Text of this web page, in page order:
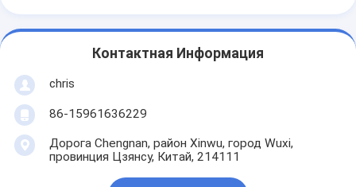
Контактная Информация
chris
86-15961636229
Дорога Chengnan, район Xinwu, город Wuxi,
провинция Цзянсу, Китай, 214111